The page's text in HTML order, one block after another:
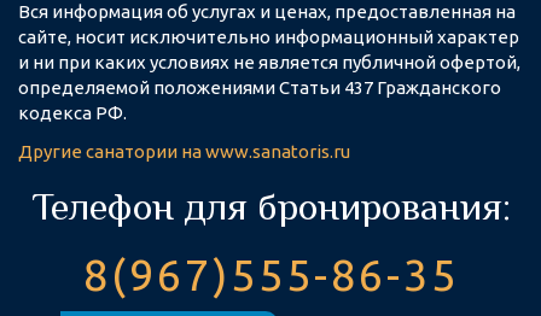
Вся информация об услугах и ценах, предоставленная на
сайте, носит исключительно информационный характер
и ни при каких условиях не является публичной офертой,
определяемой положениями Статьи 437 Гражданского
кодекса РФ.
Другиесанатории на www.sanatoris.ru
Телефон для бронирования:
8(967)555-86-35